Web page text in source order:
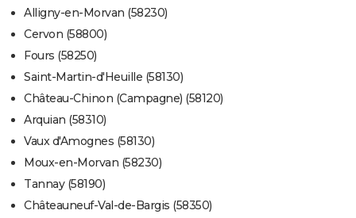
Alligny-en-Morvan (58230)
Cervon (58800)
Fours (58250)
Saint-Martin-d'Heuille (58130)
Château-Chinon (Campagne) (58120)
Arquian (58310)
Vaux d'Amognes (58130)
Moux-en-Morvan (58230)
Tannay (58190)
Châteauneuf-Val-de-Bargis (58350)